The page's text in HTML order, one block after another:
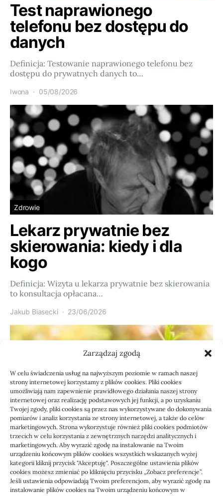
Zarządzaj zgodą
W celu świadczenia usług na najwyższym poziomie w ramach naszej
strony internetowej korzystamy z plików cookies. Pliki cookies
umożliwiają nam zapewnienie prawidłowego działania naszej strony
internetowej oraz realizację podstawowych jej funkcji, a po uzyskaniu
Twojej zgody, pliki cookies są przez nas wykorzystywane do dokonywania
pomiarów i analiz korzystania ze strony internetowej, a także do celów
marketingowych. Strona wykorzystuje również pliki cookies podmiotów
trzecich w celu korzystania z zewnętrznych narzędzi analitycznych i
marketingowych. Aby wyrazić zgodę na instalowanie na Twoim
urządzeniu końcowym plików cookies wszystkich wskazanych wyżej
kategorii kliknij przycisk "Akceptuję". Poszczególne ustawienia plików
cookies możesz zmieniać po kliknięciu przycisku „Zobacz preferencje”.
Jeśli ustawienia odpowiadają Twoim preferencjom, aby wyrazić zgodę na
instalowanie plików cookies na Twoim urządzeniu końcowym w
Test naprawionego
telefonu bez dostępu do
danych
Definicja: Testowanie naprawionego telefonu bez
dostępu do prywatnych danych to…
Iwona 05/08/2026
Zdrowie
Lekarz prywatnie bez
skierowania: kiedy i dla
kogo
Definicja: Wizyta u lekarza prywatnie bez skierowania
to konsultacja opłacana…
Jakub Biasecki 23/06/2026
Usługi
Jak sprawdzić przejęcie
zaległości przez biuro
Definicja: Weryfikacja, czy nowe biuro rachunkowe